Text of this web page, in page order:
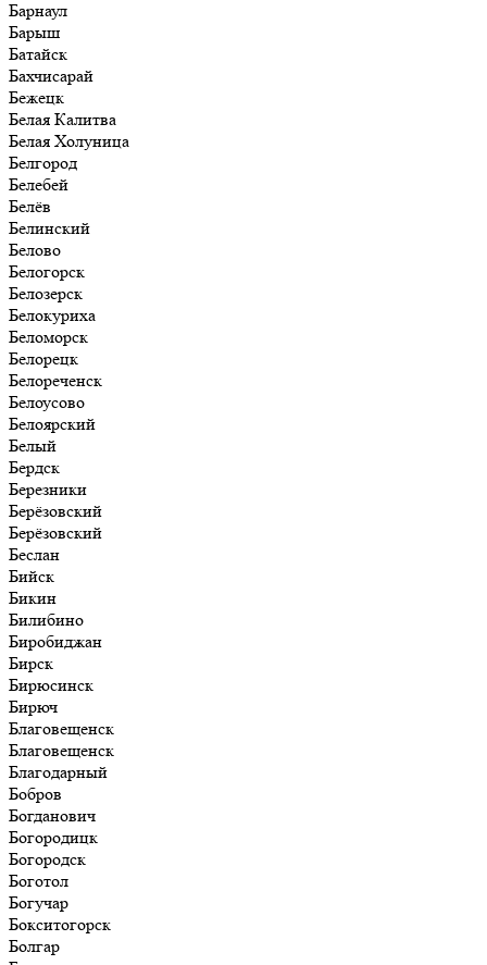
Барнаул
Барыш
Батайск
Бахчисарай
Бежецк
Белая Калитва
Белая Холуница
Белгород
Белебей
Белёв
Белинский
Белово
Белогорск
Белозерск
Белокуриха
Беломорск
Белорецк
Белореченск
Белоусово
Белоярский
Белый
Бердск
Березники
Берёзовский
Берёзовский
Беслан
Бийск
Бикин
Билибино
Биробиджан
Бирск
Бирюсинск
Бирюч
Благовещенск
Благовещенск
Благодарный
Бобров
Богданович
Богородицк
Богородск
Боготол
Богучар
Бокситогорск
Болгар